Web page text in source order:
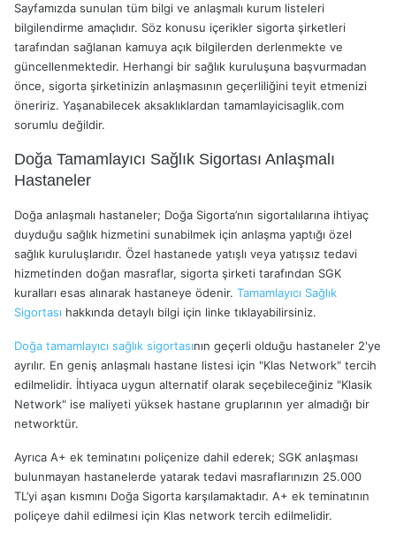
Sayfamızda sunulan tüm bilgi ve anlaşmalı kurum listeleri
bilgilendirme amaçlıdır. Söz konusu içerikler sigorta şirketleri
tarafından sağlanan kamuya açık bilgilerden derlenmekte ve
güncellenmektedir. Herhangi bir sağlık kuruluşuna başvurmadan
önce, sigorta şirketinizin anlaşmasının geçerliliğini teyit etmenizi
öneririz. Yaşanabilecek aksaklıklardan tamamlayicisaglik.com
sorumlu değildir.
Doğa Tamamlayıcı Sağlık Sigortası Anlaşmalı
Hastaneler
Doğa anlaşmalı hastaneler; Doğa Sigorta’nın sigortalılarına ihtiyaç
duyduğu sağlık hizmetini sunabilmek için anlaşma yaptığı özel
sağlık kuruluşlarıdır. Özel hastanede yatışlı veya yatışsız tedavi
hizmetinden doğan masraflar, sigorta şirketi tarafından SGK
kuralları esas alınarak hastaneye ödenir. Tamamlayıcı Sağlık
Sigortası hakkında detaylı bilgi için linke tıklayabilirsiniz.
Doğa tamamlayıcı sağlık sigortasının geçerli olduğu hastaneler 2'ye
ayrılır. En geniş anlaşmalı hastane listesi için "Klas Network" tercih
edilmelidir. İhtiyaca uygun alternatif olarak seçebileceğiniz "Klasik
Network" ise maliyeti yüksek hastane gruplarının yer almadığı bir
networktür.
Ayrıca A+ ek teminatını poliçenize dahil ederek; SGK anlaşması
bulunmayan hastanelerde yatarak tedavi masraflarınızın 25.000
TL’yi aşan kısmını Doğa Sigorta karşılamaktadır. A+ ek teminatının
poliçeye dahil edilmesi için Klas network tercih edilmelidir.